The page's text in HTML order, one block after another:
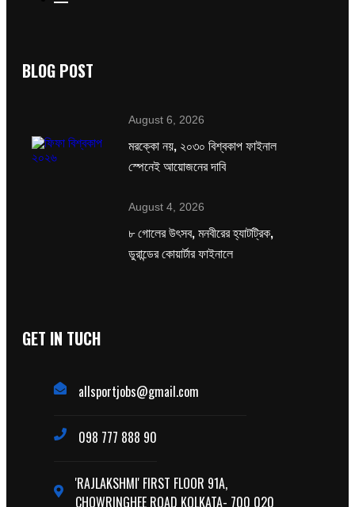
BLOG POST
August 6, 2026
মরক্কো নয়, ২০৩০ বিশ্বকাপ ফাইনাল
স্পেনেই আয়োজনের দাবি
August 4, 2026
৮ গোলের উৎসব, মনবীরের হ্যাটট্রিক,
ডুরান্ডের কোয়ার্টার ফাইনালে
GET IN TUCH
allsportjobs@gmail.com
098 777 888 90
'RAJLAKSHMI' FIRST FLOOR 91A,
CHOWRINGHEE ROAD KOLKATA- 700 020